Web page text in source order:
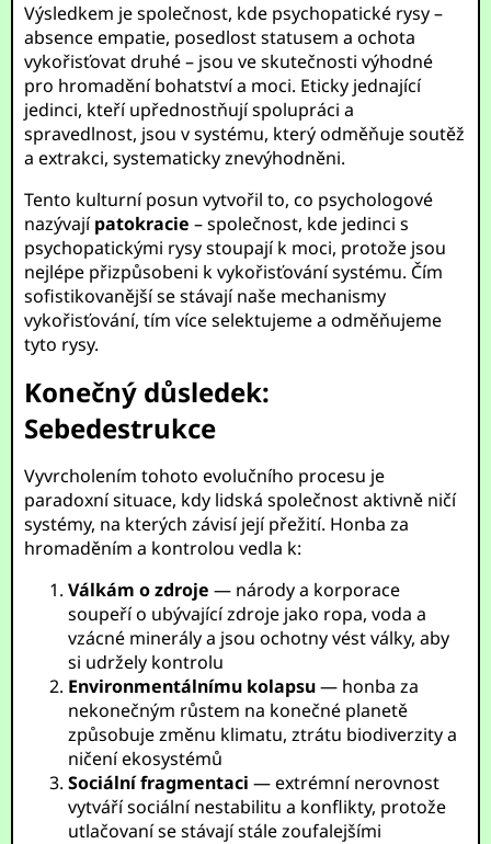
Výsledkem je společnost, kde psychopatické rysy –
absence empatie, posedlost statusem a ochota
vykořisťovat druhé – jsou ve skutečnosti výhodné
pro hromadění bohatství a moci. Eticky jednající
jedinci, kteří upřednostňují spolupráci a
spravedlnost, jsou v systému, který odměňuje soutěž
a extrakci, systematicky znevýhodněni.
Tento kulturní posun vytvořil to, co psychologové
nazývajípatokracie – společnost, kde jedinci s
psychopatickými rysy stoupají k moci, protože jsou
nejlépe přizpůsobeni k vykořisťování systému. Čím
sofistikovanější se stávají naše mechanismy
vykořisťování, tím více selektujeme a odměňujeme
tyto rysy.
Konečný důsledek:
Sebedestrukce
Vyvrcholením tohoto evolučního procesu je
paradoxní situace, kdy lidská společnost aktivně ničí
systémy, na kterých závisí její přežití. Honba za
hromaděním a kontrolou vedla k:
Válkám o zdroje — národy a korporace
soupeří o ubývající zdroje jako ropa, voda a
vzácné minerály a jsou ochotny vést války, aby
si udržely kontrolu
Environmentálnímu kolapsu— honba za
nekonečným růstem na konečné planetě
způsobuje změnu klimatu, ztrátu biodiverzity a
ničení ekosystémů
Sociální fragmentaci — extrémní nerovnost
vytváří sociální nestabilitu a konflikty, protože
utlačovaní se stávají stále zoufalejšími